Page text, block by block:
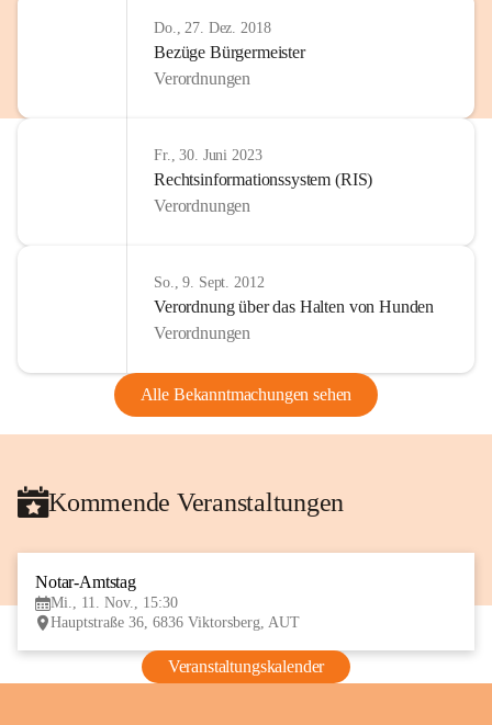
Do., 27. Dez. 2018
Bezüge Bürgermeister
Verordnungen
Fr., 30. Juni 2023
Rechtsinformationssystem (RIS)
Verordnungen
So., 9. Sept. 2012
Verordnung über das Halten von Hunden
Verordnungen
Alle Bekanntmachungen sehen
Kommende Veranstaltungen
Notar-Amtstag
Mi., 11. Nov., 15:30
Hauptstraße 36, 6836 Viktorsberg, AUT
Veranstaltungskalender